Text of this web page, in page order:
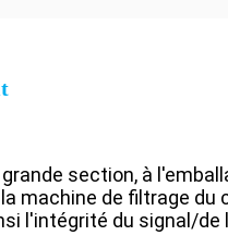
section, à
machine de filtrage
l'intégrité du signal/